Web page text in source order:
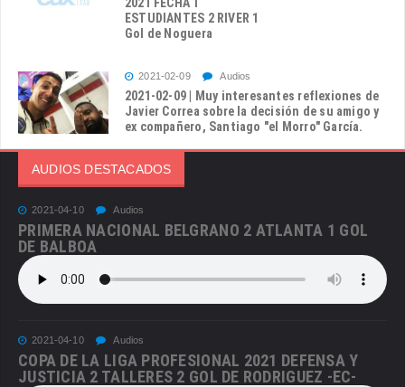
ESTUDIANTES 2 RIVER 1
Gol de Noguera
2021-02-09 Audios
2021-02-09 | Muy interesantes reflexiones de
Javier Correa sobre la decisión de su amigo y
ex compañero, Santiago "el Morro" García.
AUDIOS DESTACADOS
2021-04-10 Audios
PRIMERA NACIONAL BELGRANO 2 ATLANTA 1 GOL
DE BALBOA
2021-04-10 Audios
COPA DE LA LIGA PROFESIONAL 2021 DEFENSA Y
JUSTICIA 2 TALLERES 2 GOL DE RODRIGUEZ -EC-